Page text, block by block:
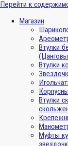
Перейти к
Магазин
Втулки
Втулки
Втулки
Муфты